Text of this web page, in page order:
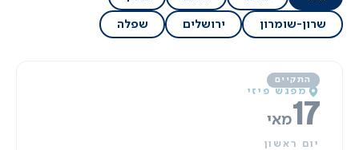
שרון-שומרון ירושלים שפלה
מפגש פיזי
17מאי
יום ראשון